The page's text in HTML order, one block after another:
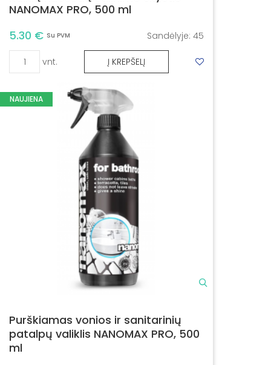
NANOMAX PRO, 500 ml
5.30 € Su PVM Sandėlyje: 45
vnt. Į KREPŠELĮ
NAUJIENA
Purškiamas vonios ir sanitarinių
patalpų valiklis NANOMAX PRO, 500
ml